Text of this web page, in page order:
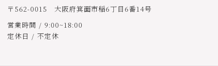
〒562-0015 大阪府箕面市稲6丁目6番14号
営業時間 / 9:00~18:00
定休日 / 不定休